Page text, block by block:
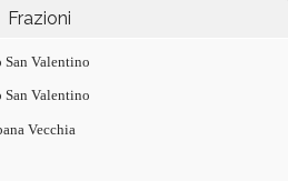
Frazioni
San Valentino
San Valentino
Vecchia